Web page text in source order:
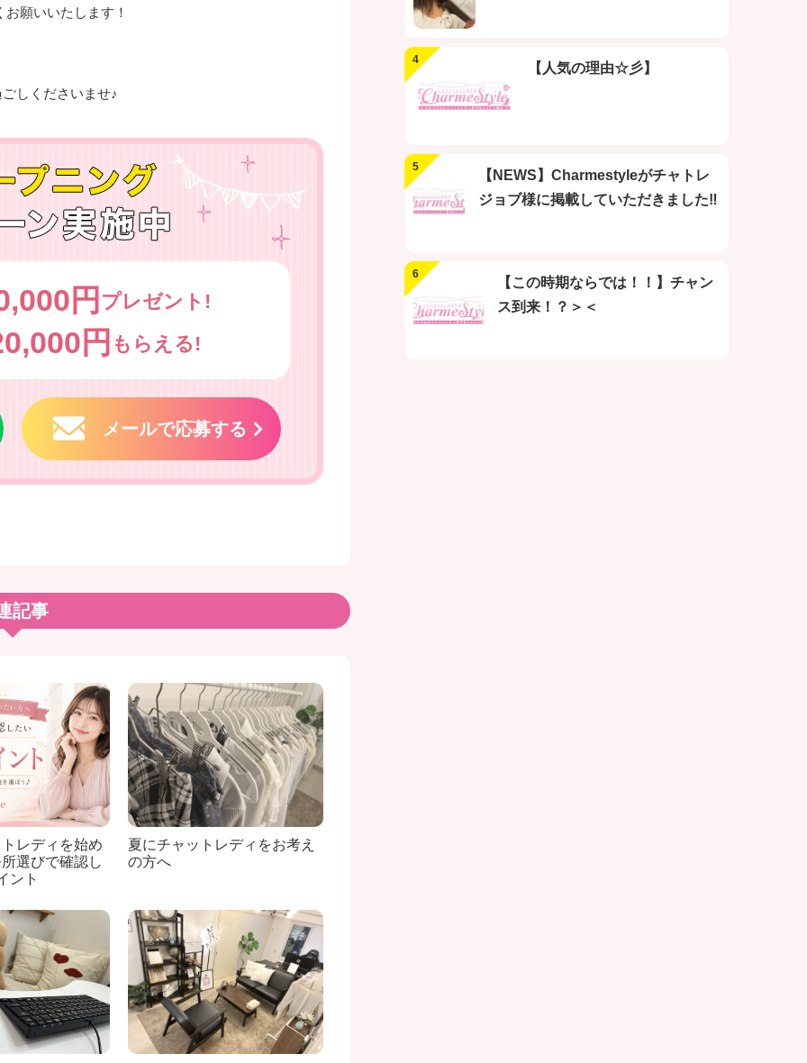
願いいたします！
しくださいませ♪
円 プレゼント!
円 もらえる!
メールで応募する
記事
レディを始め
選びで確認し
ント
夏にチャットレディをお考え
の方へ
【人気の理由☆彡】
【NEWS】Charmestyleがチャトレ
ジョブ様に掲載していただきました‼
【この時期ならでは！！】チャン
ス到来！？＞＜